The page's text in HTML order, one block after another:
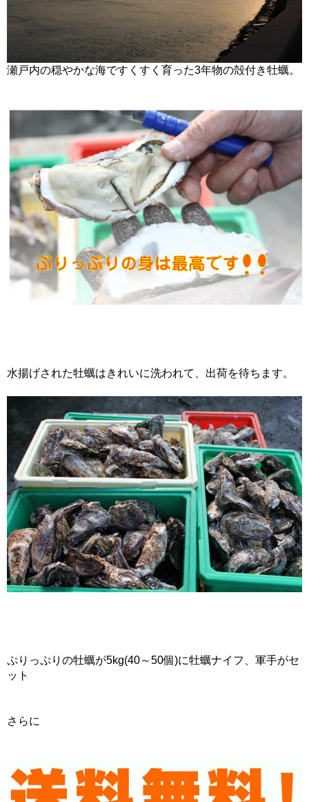
瀬戸内の穏やかな海ですくすく育った3年物の殻付き牡蠣。
水揚げされた牡蠣はきれいに洗われて、出荷を待ちます。
ぷりっぷりの牡蠣が5kg(40～50個)に牡蠣ナイフ、軍手がセ
ット
さらに